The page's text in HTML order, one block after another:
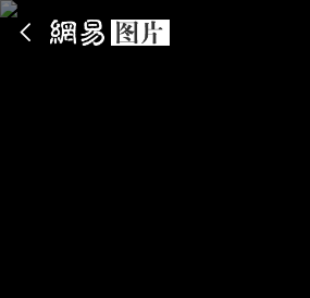
App内打开